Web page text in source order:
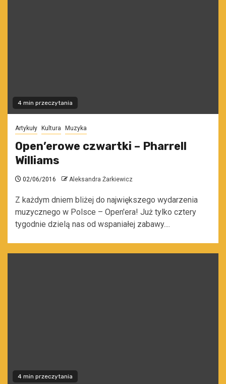
4 min przeczytania
Artykuły Kultura Muzyka
Open’erowe czwartki – Pharrell
Williams
02/06/2016 Aleksandra Żarkiewicz
Z każdym dniem bliżej do największego wydarzenia
muzycznego w Polsce – Open'era! Już tylko cztery
tygodnie dzielą nas od wspaniałej zabawy....
4 min przeczytania